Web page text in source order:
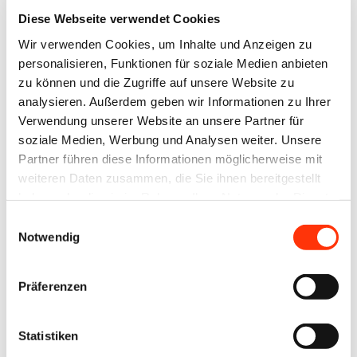
Diese Webseite verwendet Cookies
Wir verwenden Cookies, um Inhalte und Anzeigen zu
personalisieren, Funktionen für soziale Medien anbieten
zu können und die Zugriffe auf unsere Website zu
analysieren. Außerdem geben wir Informationen zu Ihrer
Verwendung unserer Website an unsere Partner für
soziale Medien, Werbung und Analysen weiter. Unsere
Partner führen diese Informationen möglicherweise mit
weiteren Daten zusammen, die Sie ihnen bereitgestellt
Notwendig
Präferenzen
Statistiken
Lösungen, wie sich die Umweltbilanz des
Wirtschaftszweiges in den kommenden Jahren noch
stärker verbessern lässt. Für Gespräche und
vertiefende Informationen stehen dort auch die
Experten und technischen Berater der Verbände
Druck und Medien zur Verfügung. Auf der Bühne des
Touchpoints präsentiert der BVDM am 05. Juni um
14.30 Uhr Heiko Engelhardt, Geschäftsführer Burda
Druck, mit dem Vortragsthema „Nachhaltig kommu­
Deister- und Weserzeitung Verlags GmbH & Co. KG,
Zeitungsdruckfarben“.